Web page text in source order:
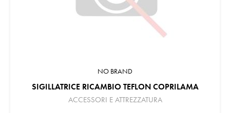
NO BRAND
SIGILLATRICE RICAMBIO TEFLON COPRILAMA
ACCESSORI E ATTREZZATURA